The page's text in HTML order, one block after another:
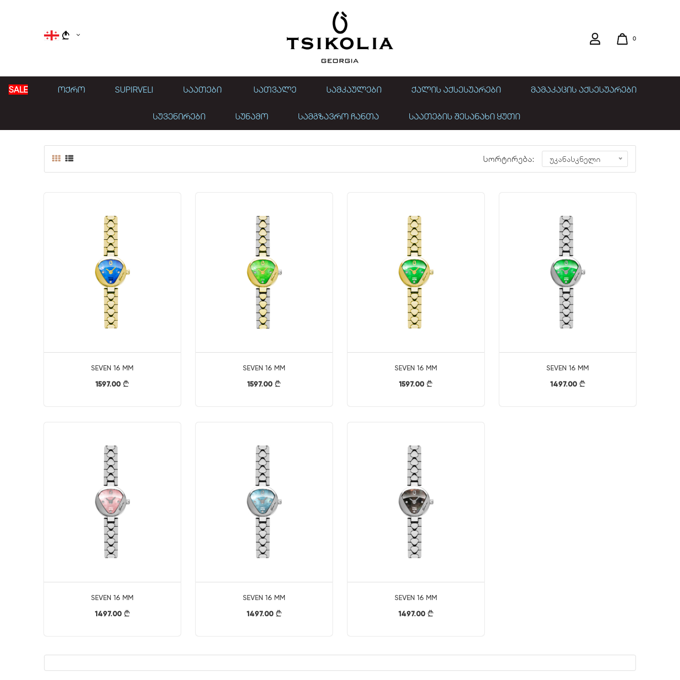
} 0
SALE ᲝᲥᲠᲝ SUPIRVELI ᲡᲐᲐᲗᲔᲑᲘ ᲡᲐᲗᲕᲐᲚᲔ ᲡᲐᲛᲙᲐᲣᲚᲔᲑᲘ ᲥᲐᲚᲘᲡ ᲐᲥᲡᲔᲡᲣᲐᲠᲔᲑᲘ ᲛᲐᲛᲐᲙᲐᲪᲘᲡ ᲐᲥᲡᲔᲡᲣᲐᲠᲔᲑᲘ
ᲡᲣᲕᲔᲜᲘᲠᲔᲑᲘ ᲡᲣᲜᲐᲛᲝ ᲡᲐᲛᲒᲖᲐᲕᲠᲝ ᲩᲐᲜᲗᲐ ᲡᲐᲐᲗᲔᲑᲘᲡ ᲨᲔᲡᲐᲜᲐᲮᲘ ᲧᲣᲗᲘ
SEVEN 16 MM
სორტირება: უკანასკნელი
SEVEN 16 MM
1597.00 }
SEVEN 16 MM
1597.00 }
SEVEN 16 MM
1597.00 }
SEVEN 16 MM
1497.00 }
SEVEN 16 MM
1497.00 }
SEVEN 16 MM
1497.00 }
SEVEN 16 MM
1497.00 }